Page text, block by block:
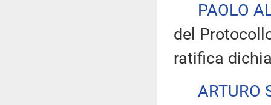
PAOLO
del
ratifica
ARTURO